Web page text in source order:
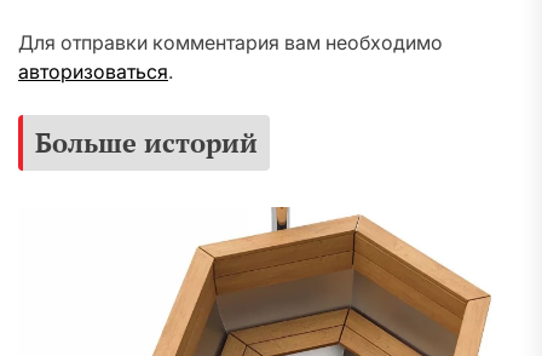
Для отправки комментария вам необходимо
авторизоваться.
Больше историй